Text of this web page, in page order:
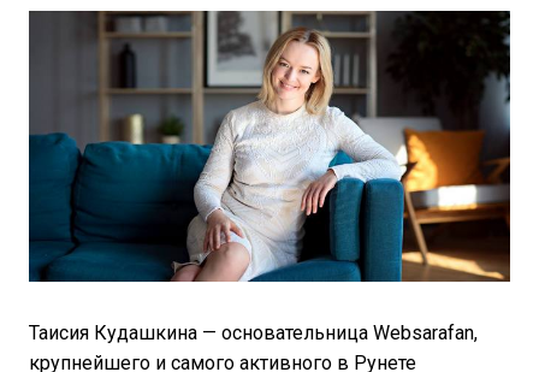
Таисия Кудашкина — основательница Websarafan,
крупнейшего и самого активного в Рунете